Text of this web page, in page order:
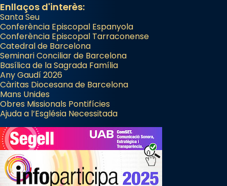
Enllaços d'interès:
Santa Seu
Conferència Episcopal Espanyola
Conferència Episcopal Tarraconense
Catedral de Barcelona
Seminari Conciliar de Barcelona
Basílica de la Sagrada Família
Any Gaudí 2026
Càritas Diocesana de Barcelona
Mans Unides
Obres Missionals Pontifícies
Ajuda a l’Església Necessitada